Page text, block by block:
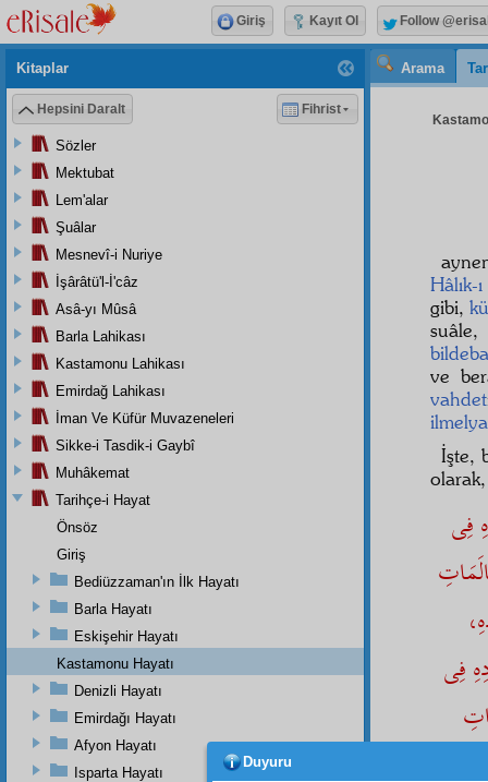
Arama
Hâlık-
gibi,
ve
vahdet
İşte,
فِى
فِى
Kitaplar
Hepsini Daralt Fihrist
Sözler
Mektubat
Lem'alar
Şuâlar
Mesnevî-i Nuriye
İşârâtü'l-İ'câz
Asâ-yı Mûsâ
Barla Lahikası
Kastamonu Lahikası
Emirdağ Lahikası
İman Ve Küfür Muvazeneleri
Sikke-i Tasdik-i Gaybî
Muhâkemat
Tarihçe-i Hayat
Önsöz
Giriş
Bediüzzaman'ın İlk Hayatı
Barla Hayatı
Eskişehir Hayatı
Kastamonu Hayatı
Denizli Hayatı
Emirdağı Hayatı
Afyon Hayatı
Isparta Hayatı
Giriş Kayıt Ol Follow
Duyuru